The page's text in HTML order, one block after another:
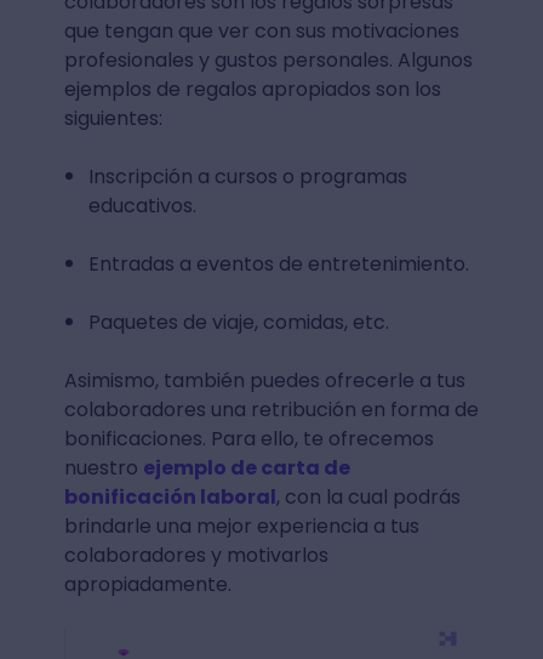
que tengan que ver con sus motivaciones
profesionales y gustos personales. Algunos
ejemplos de regalos apropiados son los
siguientes:
Inscripción a cursos o programas
educativos.
Entradas a eventos de entretenimiento.
Paquetes de viaje, comidas, etc.
Asimismo, también puedes ofrecerle a tus
colaboradores una retribución en forma de
bonificaciones. Para ello, te ofrecemos
nuestro ejemplo de carta de
bonificación laboral, con la cual podrás
brindarle una mejor experiencia a tus
colaboradores y motivarlos
apropiadamente.